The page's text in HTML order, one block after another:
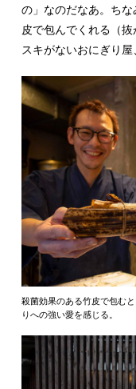
の」なのだなあ。ち
皮で包んでくれる（
スキがないおにぎり屋
殺菌効果のある竹皮で包む
りへの強い愛を感じる。